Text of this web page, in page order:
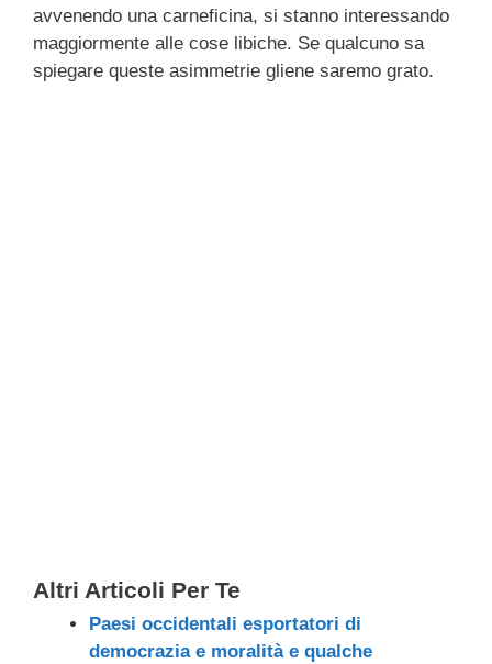
avvenendo una carneficina, si stanno interessando
maggiormente alle cose libiche. Se qualcuno sa
spiegare queste asimmetrie gliene saremo grato.
Altri Articoli Per Te
Paesi occidentali esportatori di
democrazia e moralità e qualche